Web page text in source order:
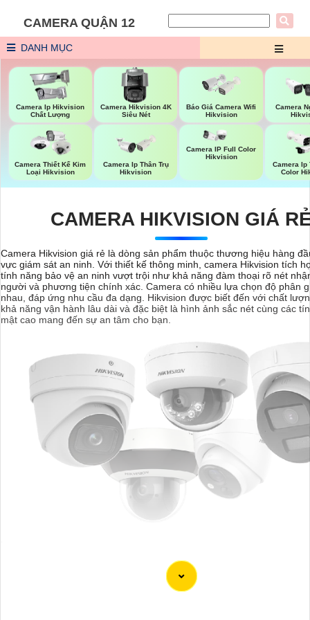
CAMERA QUẬN 12
DANH MỤC
Camera Ip Hikvision
Chất Lượng
Camera Hikvision 4K
Siêu Nét
Báo Giá Camera Wifi
Hikvision
Camera
Camera Thiết Kế Kim
Loại Hikvision
Camera Ip Thân Trụ
Hikvision
Camera IP Full Color
Hikvision
Camera Ip
Color
CAMERA HIKVISION GIÁ
Camera Hikvision giá rẻ là dòng sản phẩm thuộc thương hiệu hàng
vực giám sát an ninh. Với thiết kế thông minh, camera Hikvision tích
tính năng bảo vệ an ninh vượt trội như khả năng đàm thoại rõ nét
người và phương tiện chính xác. Camera có nhiều lựa chọn độ phân
nhau, đáp ứng nhu cầu đa dạng. Hikvision được biết đến với chất
khả năng vận hành lâu dài và đặc biệt là hình ảnh sắc nét cùng các
mật cao mang đến sự an tâm cho bạn.